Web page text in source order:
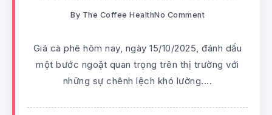
By The Coffee HealthNo Comment
Giá cà phê hôm nay, ngày 15/10/2025, đánh dấu
một bước ngoặt quan trọng trên thị trường với
những sự chênh lệch khó lường....